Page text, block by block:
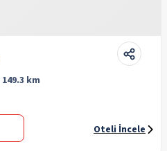
149.3 km
Oteli İncele